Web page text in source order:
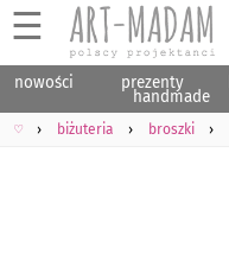
☰
nowości prezenty
handmade
♡ biżuteria broszki